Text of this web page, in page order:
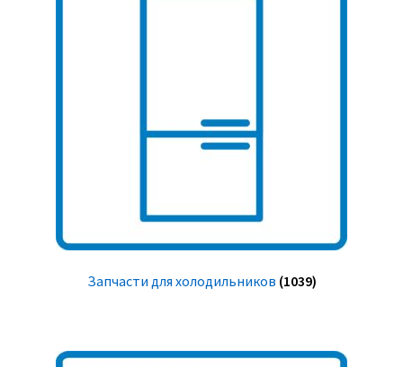
Запчасти для холодильников (1039)